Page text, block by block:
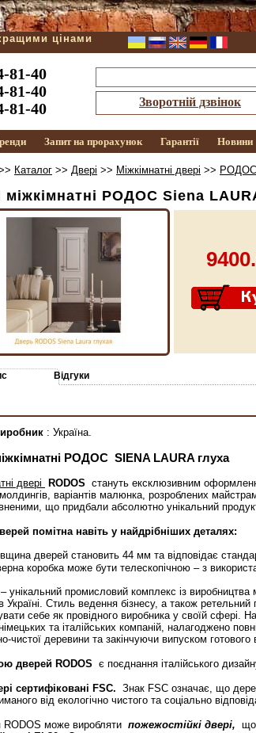
цінами
81-40
81-40
81-40
Зворотній дзвінок
Запит на прорахунок Гарантії Новини
Каталог >> Двері >> Міжкімнатні двері >> РОДОС
міжкімнатні РОДОС Siena
Відгуки
: Україна.
РОДОС SIENA LAURA глуха
двері RODOS стануть ексклюзивним
молдингів, варіантів малюнка, розроблених
що придбали абсолютно унікальний
помітна навіть у найдрібніших деталях:
дверей становить 44 мм та відповідає
коробка може бути телескопічною – з
– унікальний промисловий комплекс із
Україні. Стиль ведення бізнесу, а також
себе як провідного виробника у своїй
та італійських компаній, налагоджено
чистої деревини та закінчуючи випуском готового
дверей RODOS є поєднання італійського
сертифіковані FSC. Знак FSC означає, що
від екологічно чистого та соціально
RODOS може виробляти пожежостійкі двері, що